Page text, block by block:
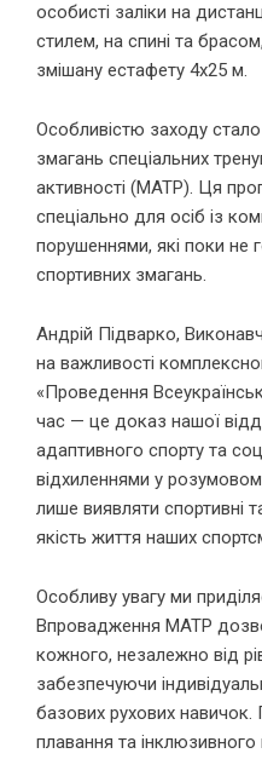
особисті заліки на
стилем, на спині та
змішану естафету 4х25 м.
Особливістю заходу
змагань спеціальних
активності (MATP). Ця
спеціально для осіб із
порушеннями, які поки не
спортивних змагань.
Андрій Підварко,
на важливості
«Проведення
час — це доказ нашої
адаптивного спорту та
відхиленнями у
лише виявляти спортивні
якість життя наших
Особливу увагу ми
Впровадження MATP
кожного, незалежно від
забезпечуючи
базових рухових
плавання та